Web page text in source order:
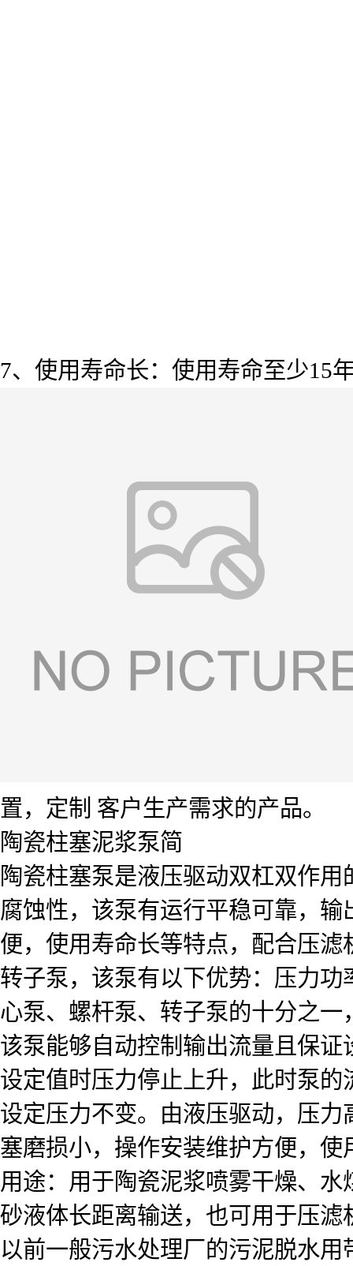
7、使用寿命长：使用寿命至少15
置，定制 客户生产需求的产品。
陶瓷柱塞泥浆泵简
陶瓷柱塞泵是液压驱动双杠双作
腐蚀性，该泵有运行平稳可靠，
便，使用寿命长等特点，配合压
转子泵，该泵有以下优势：压力
心泵、螺杆泵、转子泵的十分之
该泵能够自动控制输出流量且保
设定值时压力停止上升，此时泵
设定压力不变。由液压驱动，压
塞磨损小，操作安装维护方便，使
用途：用于陶瓷泥浆喷雾干燥、
砂液体长距离输送，也可用于压滤
以前一般污水处理厂的污泥脱水